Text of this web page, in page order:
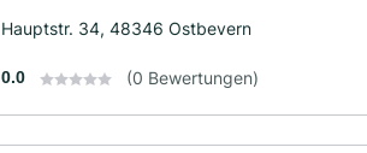
Hauptstr. 34, 48346 Ostbevern
0.0 (0 Bewertungen)